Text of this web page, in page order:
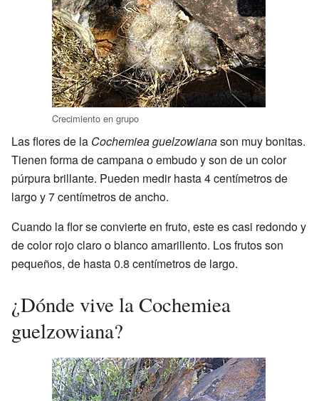
Crecimiento en grupo
Las flores de la Cochemiea guelzowianason muy bonitas.
Tienen forma de campana o embudo y son de un color
púrpura brillante. Pueden medir hasta 4 centímetros de
largo y 7 centímetros de ancho.
Cuando la flor se convierte en fruto, este es casi redondo y
de color rojo claro o blanco amarillento. Los frutos son
pequeños, de hasta 0.8 centímetros de largo.
¿Dónde vive la Cochemiea
guelzowiana?